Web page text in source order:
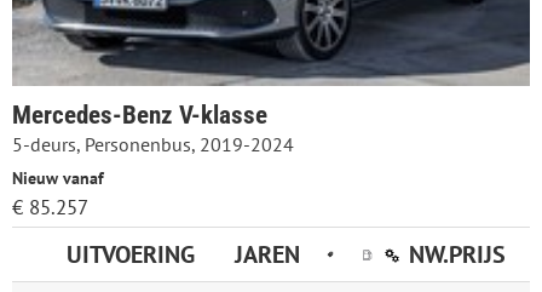
Mercedes-Benz V-klasse
5-deurs, Personenbus, 2019-2024
Nieuw vanaf
€ 85.257
UITVOERING JAREN NW.PRIJS